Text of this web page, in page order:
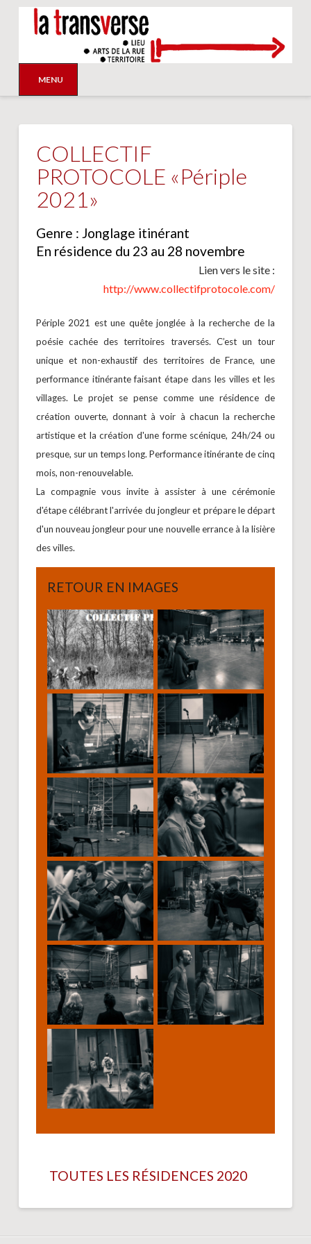
MENU
COLLECTIF
PROTOCOLE «Périple
2021»
Genre : Jonglage itinérant
En résidence du 23 au 28 novembre
Lien vers le site :
http://www.collectifprotocole.com/
Périple 2021 est une quête jonglée à la recherche de la
poésie cachée des territoires traversés. C’est un tour
unique et non-exhaustif des territoires de France, une
performance itinérante faisant étape dans les villes et les
villages. Le projet se pense comme une résidence de
création ouverte, donnant à voir à chacun la recherche
artistique et la création d'une forme scénique, 24h/24 ou
presque, sur un temps long. Performance itinérante de cinq
mois, non-renouvelable.
La compagnie vous invite à assister à une cérémonie
d'étape célébrant l'arrivée du jongleur et prépare le départ
d'un nouveau jongleur pour une nouvelle errance à la lisière
des villes.
RETOUR EN IMAGES
TOUTES LES RÉSIDENCES 2020